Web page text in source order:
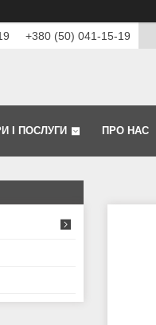
+380 (50) 041-15-19
І ПОСЛУГИ ПРО НАС